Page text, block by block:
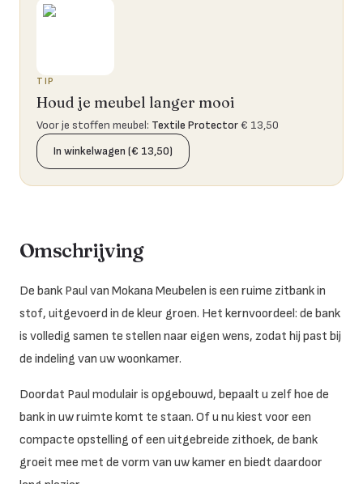
TIP
Houd je meubel langer mooi
Voor je stoffen meubel: Textile Protector€ 13,50
In winkelwagen (€ 13,50)
Omschrijving
De bank Paul van Mokana Meubelen is een ruime zitbank in
stof, uitgevoerd in de kleur groen. Het kernvoordeel: de bank
is volledig samen te stellen naar eigen wens, zodat hij past bij
de indeling van uw woonkamer.
Doordat Paul modulair is opgebouwd, bepaalt u zelf hoe de
bank in uw ruimte komt te staan. Of u nu kiest voor een
compacte opstelling of een uitgebreide zithoek, de bank
groeit mee met de vorm van uw kamer en biedt daardoor